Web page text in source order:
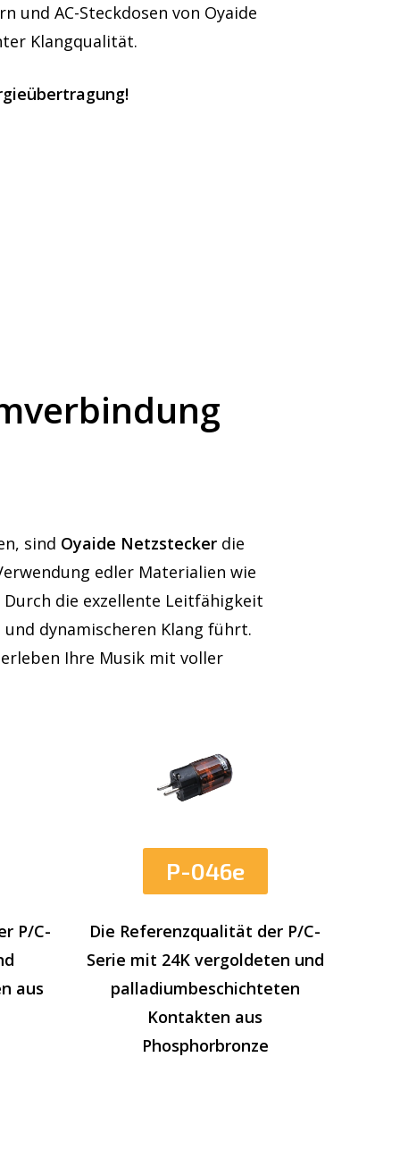
und AC-Steckdosen von Oyaide
Klangqualität.
sind Oyaide Netzstecker die
edler Materialien wie
die exzellente Leitfähigkeit
dynamischeren Klang führt.
Ihre Musik mit voller
P/C-
aus
P-046e
Die Referenzqualität der P/C-
Serie mit 24K vergoldeten und
palladiumbeschichteten
Kontakten aus
Phosphorbronze